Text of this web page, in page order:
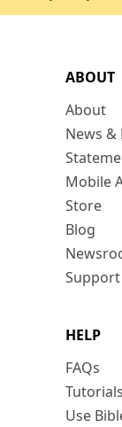
ABOUT
About
News &
Mobile
Store
Blog
Support
HELP
FAQs
Tutorials
Use